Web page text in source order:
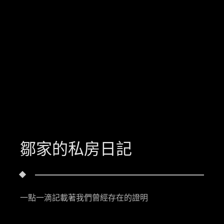
鄒家的私房日記
一點一滴記載著我們曾經存在的證明